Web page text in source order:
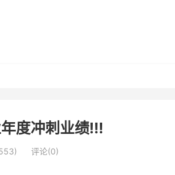
度冲刺业绩!!!
评论(0)